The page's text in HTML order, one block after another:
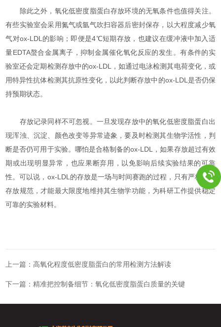
除此之外，氧化低密度脂蛋白存放环境的无氧条件也值得关注。
有些实验室会采用氮气或氩气吹扫容器后密封保存，以大程度减少氧
气对ox-LDL的影响；即便是4℃短期存放，也建议在缓冲液中加入适
量EDTA螯合金属离子，抑制金属催化氧化反应的发生。有条件的实
验室还会定期检测存放中的ox-LDL，如通过电泳检测其电荷变化，或
用特异性抗体检测其抗原性变化，以此判断存放中的ox-LDL是否仍保
持预期状态。
存放记录同样不可忽视。一旦发现存放中的氧化低密度脂蛋白出
现浑浊、沉淀、颜色改变等异常迹象，要及时检测其生物学活性，判
断是否仍可用于实验。哪怕是合格制备的ox-LDL，如果存放超过有效
期或出现明显异常，也应果断弃用，以免影响后续实验结果的可靠
性。可以说，ox-LDL的存放是一场与时间赛跑的过程，只有严格遵循
存放规范，才能最大限度地维持其生物学功能，为科研工作提供稳定
可靠的实验材料。
上一篇：高氧化程度低密度脂蛋白的常用检测方法解读
下一篇：精准把控制备细节：氧化低密度脂蛋白质量的关键